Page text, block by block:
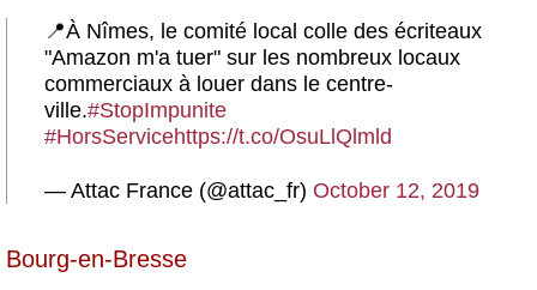
📍À Nîmes, le comité local colle des écriteaux
"Amazon m'a tuer" sur les nombreux locaux
commerciaux à louer dans le centre-
ville.#StopImpunite
#HorsServicehttps://t.co/OsuLlQlmld
— Attac France (@attac_fr) October 12, 2019
Bourg-en-Bresse